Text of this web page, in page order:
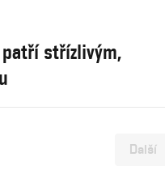
patří střízlivým,
Další